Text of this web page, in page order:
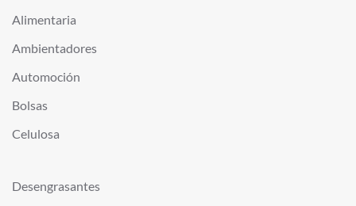
Alimentaria
Ambientadores
Automoción
Bolsas
Celulosa
Desengrasantes